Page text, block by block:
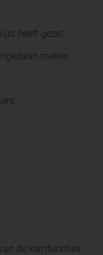
heeft gezet
maken
de kernfuncties